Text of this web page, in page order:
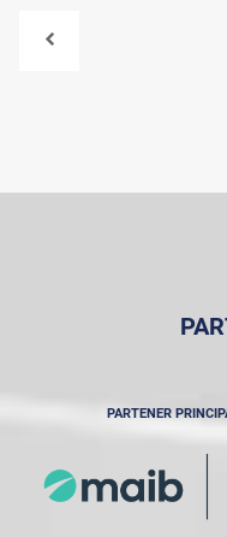
PARTENER